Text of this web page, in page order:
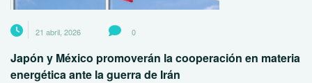
21 abril, 2026 0
Japón y México promoverán la cooperación en materia
energética ante la guerra de Irán